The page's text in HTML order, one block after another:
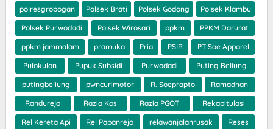
polresgrobogan Polsek Brati Polsek Godong Polsek Klambu
Polsek Purwodadi Polsek Wirosari ppkm PPKM Darurat
ppkm jammalam pramuka Pria PSIR PT Sae Apparel
Pulokulon Pupuk Subsidi Purwodadi Puting Beliung
putingbeliung pwncurimotor R. Soeprapto Ramadhan
Randurejo Razia Kos Razia PGOT Rekapitulasi
Rel Kereta Api Rel Papanrejo relawanjalanrusak Reses